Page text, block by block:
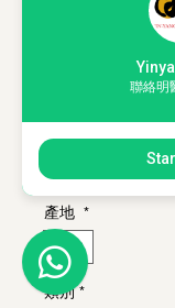
購物滿 HKD350，
購 1套「薰香入門
產地 *
緬甸
類別 *
聯絡明